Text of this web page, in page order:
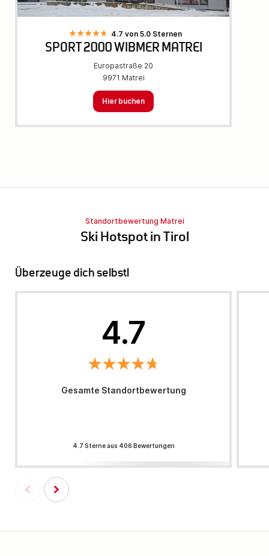
4.7 von 5.0 Sternen
SPORT 2000 WIBMER MATREI
Europastraße 20
9971 Matrei
Hier buchen
Standortbewertung Matrei
Ski Hotspot in Tirol
Überzeuge dich selbst!
4.7
Gesamte Standortbewertung
4.7 Sterne aus 406 Bewertungen